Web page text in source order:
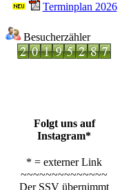
Terminplan 2026
Besucherzähler
Folgt uns auf
Instagram*
* = externer Link
~~~~~~~~~~~~~~
Der SSV übernimmt